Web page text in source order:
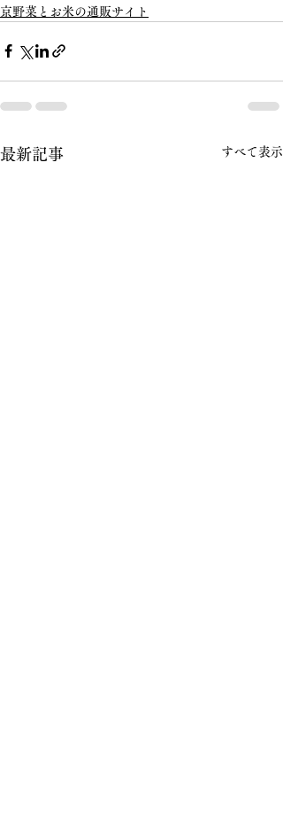
京野菜とお米の通販サイト
最新記事 すべて表示